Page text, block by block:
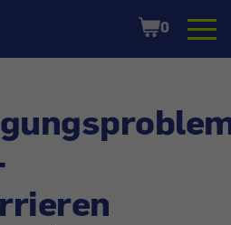
Shopping
Cart
0